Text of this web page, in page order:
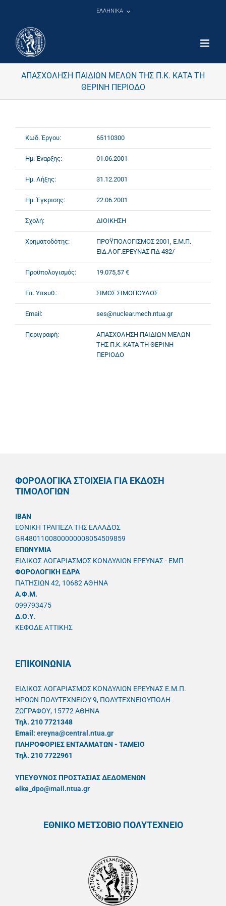
ΕΛΛΗΝΙΚΑ
ΑΠΑΣΧΟΛΗΣΗ ΠΑΙΔΙΩΝ ΜΕΛΩΝ ΤΗΣ Π.Κ. ΚΑΤΑ ΤΗ
ΘΕΡΙΝΗ ΠΕΡΙΟΔΟ
Κωδ. Έργου: 65110300
Ημ. Έναρξης: 01.06.2001
Ημ. Λήξης: 31.12.2001
Ημ. Έγκρισης: 22.06.2001
Σχολή: ΔΙΟΙΚΗΣΗ
Χρηματοδότης:
ΠΡΟΫΠΟΛΟΓΙΣΜΟΣ 2001, Ε.Μ.Π.
ΕΙΔ.ΛΟΓ.ΕΡΕΥΝΑΣ ΠΔ 432/
Προϋπολογισμός: 19.075,57 €
Επ. Υπευθ.: ΣΙΜΟΣ ΣΙΜΟΠΟΥΛΟΣ
Email: ses@nuclear.mech.ntua.gr
Περιγραφή:
ΑΠΑΣΧΟΛΗΣΗ ΠΑΙΔΙΩΝ ΜΕΛΩΝ
ΤΗΣ Π.Κ. ΚΑΤΑ ΤΗ ΘΕΡΙΝΗ
ΠΕΡΙΟΔΟ
ΦΟΡΟΛΟΓΙΚΑ ΣΤΟΙΧΕΙΑ ΓΙΑ ΕΚΔΟΣΗ
ΤΙΜΟΛΟΓΙΩΝ
IBAN
ΕΘΝΙΚΗ ΤΡΑΠΕΖΑ ΤΗΣ ΕΛΛΑΔΟΣ
GR4801100800000008054509859
ΕΠΩΝΥΜΙΑ
ΕΙΔΙΚΟΣ ΛΟΓΑΡΙΑΣΜΟΣ ΚΟΝΔΥΛΙΩΝ ΕΡΕΥΝΑΣ - ΕΜΠ
ΦΟΡΟΛΟΓΙΚΗ ΕΔΡΑ
ΠΑΤΗΣΙΩΝ 42, 10682 ΑΘΗΝΑ
A.Φ.Μ.
099793475
Δ.Ο.Υ.
ΚΕΦΟΔΕ ΑΤΤΙΚΗΣ
ΕΠΙΚΟΙΝΩΝΙΑ
ΕΙΔΙΚΟΣ ΛΟΓΑΡΙΑΣΜΟΣ ΚΟΝΔΥΛΙΩΝ ΕΡΕΥΝΑΣ Ε.Μ.Π.
ΗΡΩΩΝ ΠΟΛΥΤΕΧΝΕΙΟΥ 9, ΠΟΛΥΤΕΧΝΕΙΟΥΠΟΛΗ
ΖΩΓΡΑΦΟΥ, 15772 ΑΘΗΝΑ
Τηλ. 210 7721348
Email: ereyna@central.ntua.gr
ΠΛΗΡΟΦΟΡΙΕΣ ΕΝΤΑΛΜΑΤΩΝ - ΤΑΜΕΙΟ
Τηλ. 210 7722961
ΥΠΕΥΘYΝΟΣ ΠΡΟΣΤΑΣΙΑΣ ΔΕΔΟΜΕΝΩΝ
elke_dpo@mail.ntua.gr
ΕΘΝΙΚΟ ΜΕΤΣΟΒΙΟ ΠΟΛΥΤΕΧΝΕΙΟ